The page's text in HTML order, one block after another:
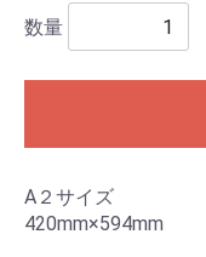
数量
A２サイズ
420mm×594mm